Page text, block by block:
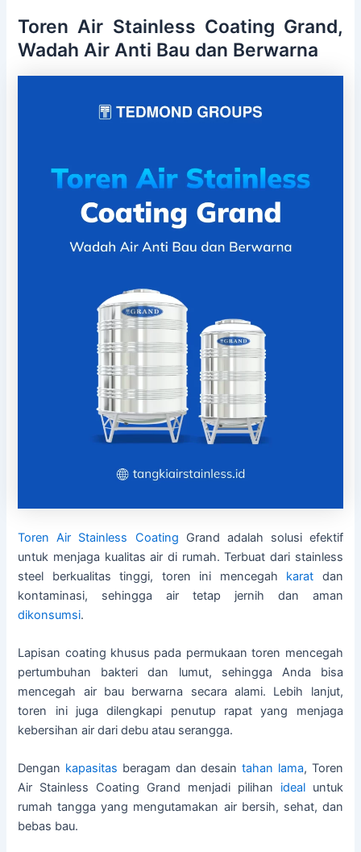
Toren Air Stainless Coating Grand,
Wadah Air Anti Bau dan Berwarna
Toren Air Stainless Coating Grand adalah solusi efektif
untuk menjaga kualitas air di rumah. Terbuat dari stainless
steel berkualitas tinggi, toren ini mencegah karat dan
kontaminasi, sehingga air tetap jernih dan aman
dikonsumsi.
Lapisan coating khusus pada permukaan toren mencegah
pertumbuhan bakteri dan lumut, sehingga Anda bisa
mencegah air bau berwarna secara alami. Lebih lanjut,
toren ini juga dilengkapi penutup rapat yang menjaga
kebersihan air dari debu atau serangga.
Dengan kapasitas beragam dan desaintahan lama, Toren
Air Stainless Coating Grand menjadi pilihan idealuntuk
rumah tangga yang mengutamakan air bersih, sehat, dan
bebas bau.